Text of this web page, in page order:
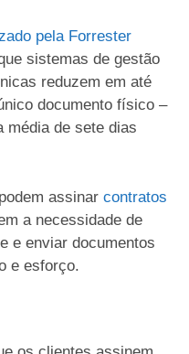
pela Forrester
sistemas de gestão
reduzem em até
documento físico –
média de sete dias
assinar contratos
a necessidade de
e enviar documentos
e esforço.